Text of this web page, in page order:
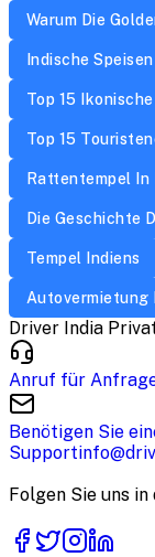
Warum Die
Indische
Top 15
Top 15
Rattentempel In
Die Geschichte
Tempel Indiens
Autovermietung
Driver India
Anruf für
Benötigen Sie
Support
Folgen Sie uns